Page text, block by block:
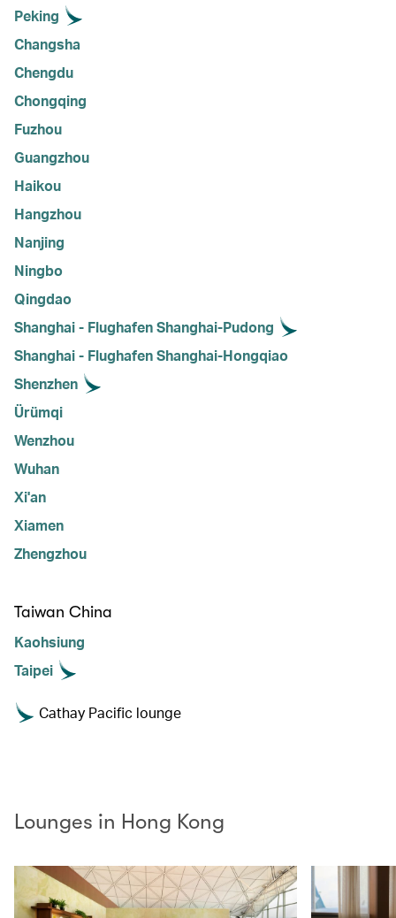
Peking
Changsha
Chengdu
Chongqing
Fuzhou
Guangzhou
Haikou
Hangzhou
Nanjing
Ningbo
Qingdao
Shanghai - Flughafen Shanghai-Pudong
Shanghai - Flughafen Shanghai‑Hongqiao
Shenzhen
Ürümqi
Wenzhou
Wuhan
Xi'an
Xiamen
Zhengzhou
Taiwan China
Kaohsiung
Taipei
Cathay Pacific lounge
Lounges in Hong Kong